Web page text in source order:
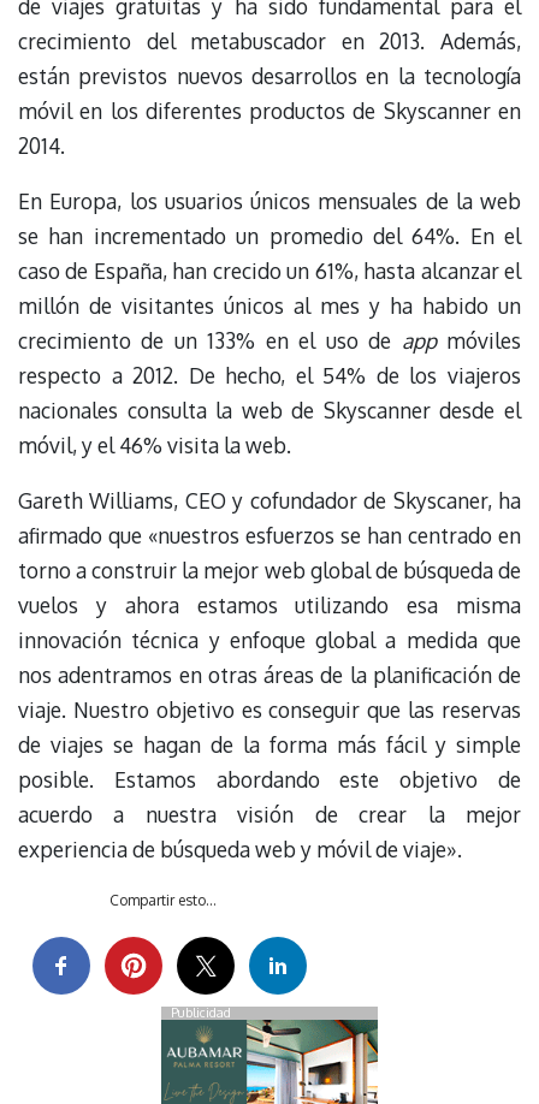
de viajes gratuitas y ha sido fundamental para el
crecimiento del metabuscador en 2013. Además,
están previstos nuevos desarrollos en la tecnología
móvil en los diferentes productos de Skyscanner en
2014.
En Europa, los usuarios únicos mensuales de la web
se han incrementado un promedio del 64%. En el
caso de España, han crecido un 61%, hasta alcanzar el
millón de visitantes únicos al mes y ha habido un
crecimiento de un 133% en el uso de appmóviles
respecto a 2012. De hecho, el 54% de los viajeros
nacionales consulta la web de Skyscanner desde el
móvil, y el 46% visita la web.
Gareth Williams, CEO y cofundador de Skyscaner, ha
afirmado que «nuestros esfuerzos se han centrado en
torno a construir la mejor web global de búsqueda de
vuelos y ahora estamos utilizando esa misma
innovación técnica y enfoque global a medida que
nos adentramos en otras áreas de la planificación de
viaje. Nuestro objetivo es conseguir que las reservas
de viajes se hagan de la forma más fácil y simple
posible. Estamos abordando este objetivo de
acuerdo a nuestra visión de crear la mejor
experiencia de búsqueda web y móvil de viaje».
Compartir esto...
Publicidad